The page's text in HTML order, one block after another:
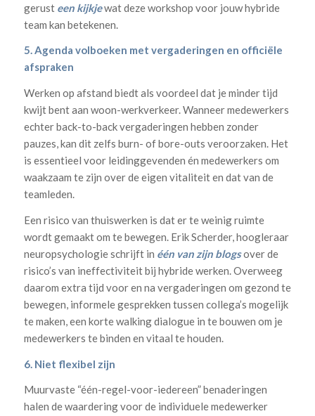
gerust een kijkjewat deze workshop voor jouw hybride
team kan betekenen.
5. Agenda volboeken met vergaderingen en officiële
afspraken
Werken op afstand biedt als voordeel dat je minder tijd
kwijt bent aan woon-werkverkeer. Wanneer medewerkers
echter back-to-back vergaderingen hebben zonder
pauzes, kan dit zelfs burn- of bore-outs veroorzaken. Het
is essentieel voor leidinggevenden én medewerkers om
waakzaam te zijn over de eigen vitaliteit en dat van de
teamleden.
Een risico van thuiswerken is dat er te weinig ruimte
wordt gemaakt om te bewegen. Erik Scherder, hoogleraar
neuropsychologie schrijft in één van zijn blogsover de
risico’s van ineffectiviteit bij hybride werken. Overweeg
daarom extra tijd voor en na vergaderingen om gezond te
bewegen, informele gesprekken tussen collega’s mogelijk
te maken, een korte walking dialogue in te bouwen om je
medewerkers te binden en vitaal te houden.
6. Niet flexibel zijn
Muurvaste “één-regel-voor-iedereen” benaderingen
halen de waardering voor de individuele medewerker